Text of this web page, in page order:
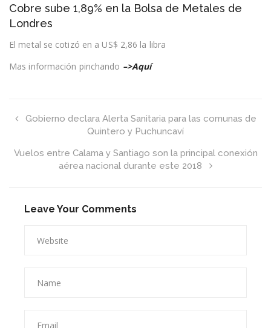
sube
Cobre sube 1,89% en la Bolsa de Metales de
Londres
El metal se cotizó en a US$ 2,86 la libra
Mas información pinchando –>Aquí
Gobierno declara Alerta Sanitaria para las comunas de
Quintero y Puchuncaví
Vuelos entre Calama y Santiago son la principal conexión
aérea nacional durante este 2018
Leave Your Comments